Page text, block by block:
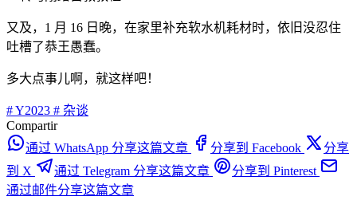
又及，1 月 16 日晚，在家里补充软水机耗材时，依旧没忍住
吐槽了恭王愚蠢。
多大点事儿啊，就这样吧！
#Y2023 # 杂谈
Compartir
通过 WhatsApp 分享这篇文章
分享到 Facebook
分享
到 X
通过 Telegram 分享这篇文章
分享到 Pinterest
通过邮件分享这篇文章